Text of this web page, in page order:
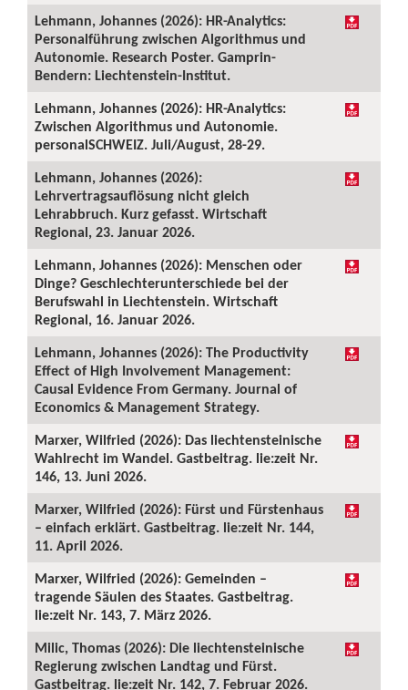
Lehmann, Johannes (2026): HR-Analytics:
Personalführung zwischen Algorithmus und
Autonomie. Research Poster. Gamprin-
Bendern: Liechtenstein-Institut.
Lehmann, Johannes (2026): HR-Analytics:
Zwischen Algorithmus und Autonomie.
personalSCHWEIZ. Juli/August, 28-29.
Lehmann, Johannes (2026):
Lehrvertragsauflösung nicht gleich
Lehrabbruch. Kurz gefasst. Wirtschaft
Regional, 23. Januar 2026.
Lehmann, Johannes (2026): Menschen oder
Dinge? Geschlechterunterschiede bei der
Berufswahl in Liechtenstein. Wirtschaft
Regional, 16. Januar 2026.
Lehmann, Johannes (2026): The Productivity
Effect of High Involvement Management:
Causal Evidence From Germany. Journal of
Economics & Management Strategy.
Marxer, Wilfried (2026): Das liechtensteinische
Wahlrecht im Wandel. Gastbeitrag. lie:zeit Nr.
146, 13. Juni 2026.
Marxer, Wilfried (2026): Fürst und Fürstenhaus
– einfach erklärt. Gastbeitrag. lie:zeit Nr. 144,
11. April 2026.
Marxer, Wilfried (2026): Gemeinden –
tragende Säulen des Staates. Gastbeitrag.
lie:zeit Nr. 143, 7. März 2026.
Milic, Thomas (2026): Die liechtensteinische
Regierung zwischen Landtag und Fürst.
Gastbeitrag. lie:zeit Nr. 142, 7. Februar 2026.